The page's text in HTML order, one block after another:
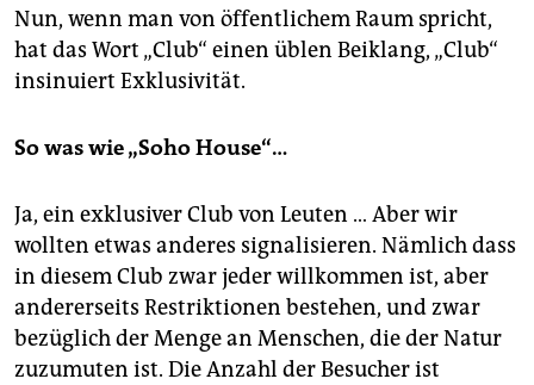
Nun, wenn man von öffentlichem Raum spricht,
hat das Wort „Club“ einen üblen Beiklang, „Club“
insinuiert Exklusivität.
So was wie „Soho House“…
Ja, ein exklusiver Club von Leuten … Aber wir
wollten etwas anderes signalisieren. Nämlich dass
in diesem Club zwar jeder willkommen ist, aber
andererseits Restriktionen bestehen, und zwar
bezüglich der Menge an Menschen, die der Natur
zuzumuten ist. Die Anzahl der Besucher ist